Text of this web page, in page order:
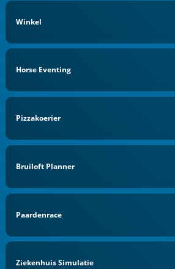
Winkel
Horse Eventing
Pizzakoerier
Bruiloft Planner
Paardenrace
Ziekenhuis Simulatie